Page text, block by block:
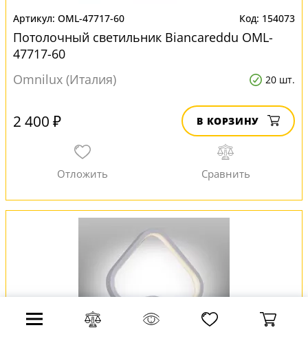
OML-47717-60 154073
Потолочный светильник Biancareddu OML-
47717-60
Omnilux (Италия)
20 шт.
2 400 ₽ В КОРЗИНУ